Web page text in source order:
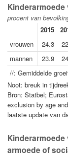
procent van
2015
vrouwen
24.3
mannen
23.9
//: Gemiddelde
Noot: breuk in
Bron: Statbel;
exclusion by age
laatste update van
armoede of